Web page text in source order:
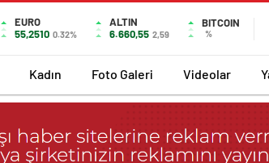
EURO
55,2510 0.32%
ALTIN
6.660,55 2,59
BITCOIN
%
Kadın Foto Galeri Videolar